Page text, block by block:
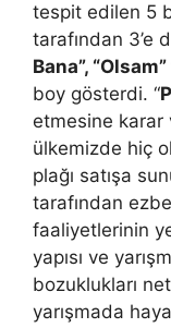
tespit edilen 5
tarafından 3’e
Bana”,
boy gösterdi. “
etmesine karar
ülkemizde hiç
plağı satışa
tarafından
faaliyetlerinin
yapısı ve
bozuklukları
yarışmada